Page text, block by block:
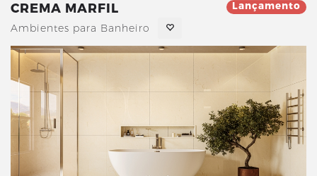
CREMA MARFIL Lançamento
Ambientes para Banheiro